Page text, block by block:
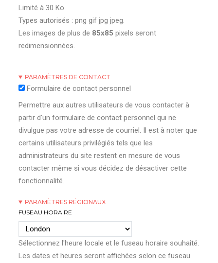
Limité à 30 Ko.
Types autorisés : png gif jpg jpeg.
Les images de plus de 85x85 pixels seront
redimensionnées.
PARAMÈTRES DE CONTACT
Formulaire de contact personnel
Permettre aux autres utilisateurs de vous contacter à
partir d'un formulaire de contact personnel qui ne
divulgue pas votre adresse de courriel. Il est à noter que
certains utilisateurs privilégiés tels que les
administrateurs du site restent en mesure de vous
contacter même si vous décidez de désactiver cette
fonctionnalité.
PARAMÈTRES RÉGIONAUX
FUSEAU HORAIRE
Sélectionnez l'heure locale et le fuseau horaire souhaité.
Les dates et heures seront affichées selon ce fuseau